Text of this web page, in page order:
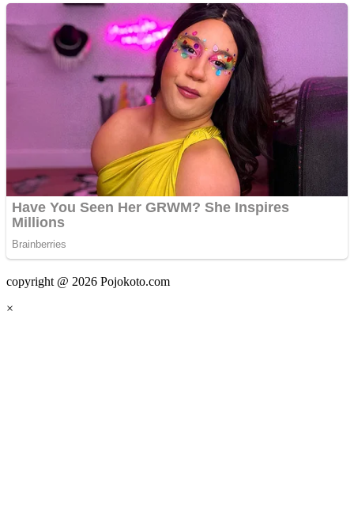
copyright @ 2026 Pojokoto.com
×